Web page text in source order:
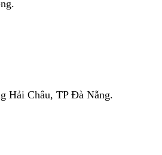
Hải Châu, TP Đà Nẵng.